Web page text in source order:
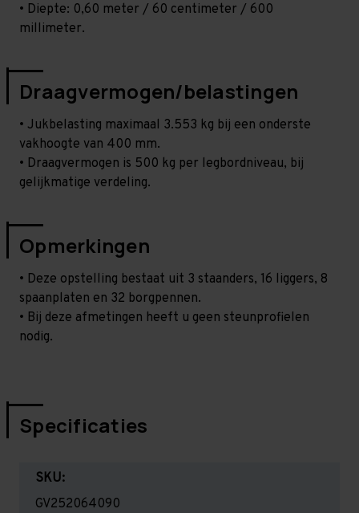
• Diepte: 0,60 meter / 60 centimeter / 600
millimeter.
Draagvermogen/belastingen
• Jukbelasting maximaal 3.553 kg bij een onderste
vakhoogte van 400 mm.
• Draagvermogen is 500 kg per legbordniveau, bij
gelijkmatige verdeling.
Opmerkingen
• Deze opstelling bestaat uit 3 staanders, 16 liggers, 8
spaanplaten en 32 borgpennen.
• Bij deze afmetingen heeft u geen steunprofielen
nodig.
Specificaties
SKU:
GV252064090